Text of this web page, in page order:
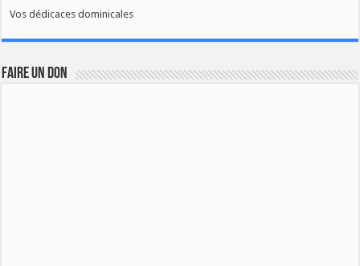
Vos dédicaces dominicales
FAIRE UN DON